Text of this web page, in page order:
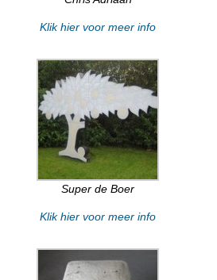
Klik hier voor meer info
Super de Boer
Klik hier voor meer info